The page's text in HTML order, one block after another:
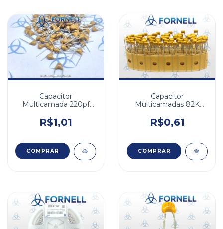
Capacitor
Multicamada 220pf
R$1,01
Capacitor
Multicamadas 82K
FA 5,08mm
R$0,61